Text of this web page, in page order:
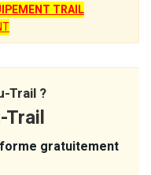
TRAIL
Trail ?
Trail
gratuitement